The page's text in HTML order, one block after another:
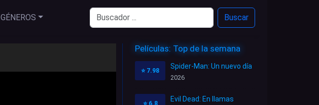
GÉNEROS Buscar
Películas: Top de la semana
⭐ 7.98
Spider-Man: Un nuevo día
2026
⭐ 6.8
Evil Dead: En llamas